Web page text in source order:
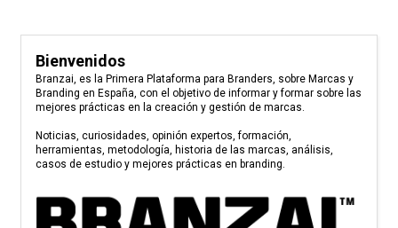
Bienvenidos
Branzai, es la Primera Plataforma para Branders, sobre Marcas y
Branding en España, con el objetivo de informar y formar sobre las
mejores prácticas en la creación y gestión de marcas.
Noticias, curiosidades, opinión expertos, formación,
herramientas, metodología, historia de las marcas, análisis,
casos de estudio y mejores prácticas en branding.